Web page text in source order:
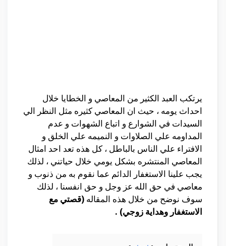
يرتكب العبد الكثير من المعاصي و الخطايا خلال
احداث يومه ، حيث ان المعاصي كثيره مثل النظر الي
السيدات في الشوارع و اتباع الشهوات و عدم
المداومه علي الصلاوات و النميمه علي الخلق و
الافتراء علي الناس بالباطل ، كل هذه تعد احد امثال
المعاصي المنتشره بشكل يومي خلال حياتني ، لذلك
يجب علينا الاستغفار الدائم عما نقوم به من ذنوب و
معاصي في حق الله عز وجل و حق انفسنا ، لذلك
سوف نوضح من خلال هذه المقاله (قصتي مع
الاستغفار وهداية زوجي) .